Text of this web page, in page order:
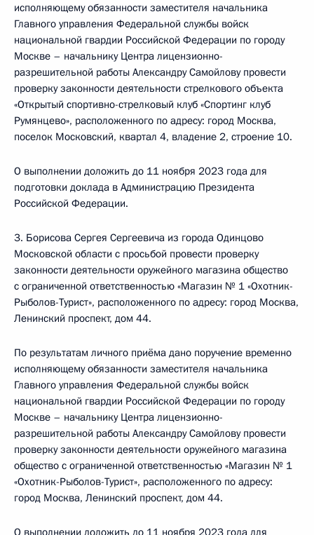
исполняющему обязанности заместителя начальника
Главного управления Федеральной службы войск
национальной гвардии Российской Федерации по городу
Москве – начальнику Центра лицензионно-
разрешительной работы Александру Самойлову провести
проверку законности деятельности стрелкового объекта
«Открытый спортивно-стрелковый клуб «Спортинг клуб
Румянцево», расположенного по адресу: город Москва,
поселок Московский, квартал 4, владение 2, строение 10.
О выполнении доложить до 11 ноября 2023 года для
подготовки доклада в Администрацию Президента
Российской Федерации.
3. Борисова Сергея Сергеевича из города Одинцово
Московской области с просьбой провести проверку
законности деятельности оружейного магазина общество
с ограниченной ответственностью «Магазин № 1 «Охотник-
Рыболов-Турист», расположенного по адресу: город Москва,
Ленинский проспект, дом 44.
По результатам личного приёма дано поручение временно
исполняющему обязанности заместителя начальника
Главного управления Федеральной службы войск
национальной гвардии Российской Федерации по городу
Москве – начальнику Центра лицензионно-
разрешительной работы Александру Самойлову провести
проверку законности деятельности оружейного магазина
общество с ограниченной ответственностью «Магазин № 1
«Охотник-Рыболов-Турист», расположенного по адресу:
город Москва, Ленинский проспект, дом 44.
О выполнении доложить до 11 ноября 2023 года для